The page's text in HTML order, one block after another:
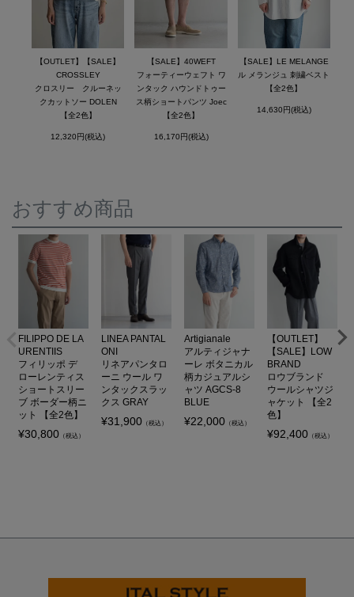
【OUTLET】【SALE】
CROSSLEY
クロスリー クルーネッ
クカットソー DOLEN
【全2色】
12,320円(税込)
【SALE】40WEFT
フォーティーウェフト ワ
ンタック ハウンドトゥー
ス柄ショートパンツ Joec
【全2色】
16,170円(税込)
【SALE】LE MELANGE
ル メランジュ 刺繍ベスト
【全2色】
14,630円(税込)
おすすめ商品
FILIPPO DE LA
URENTIIS
フィリッポ デ
ローレンティス
ショートスリー
ブ ボーダー柄ニ
ット 【全2色】
¥30,800 （税込）
LINEA PANTAL
ONI
リネアパンタロ
ーニ ウール ワ
ンタックスラッ
クス GRAY
¥31,900 （税込）
Artigianale
アルティジャナ
ーレ ボタニカル
柄カジュアルシ
ャツ AGCS-8
BLUE
¥22,000 （税込）
【OUTLET】
【SALE】LOW
BRAND
ロウブランド
ウールシャツジ
ャケット 【全2
色】
¥92,400 （税込）